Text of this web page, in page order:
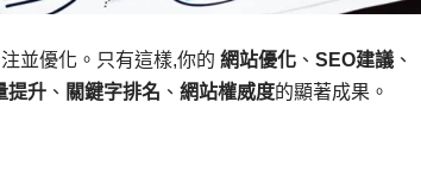
並優化。只有這樣,你的 網站優化 、 SEO建議 、
提升 、 關鍵字排名 、 網站權威度的顯著成果。